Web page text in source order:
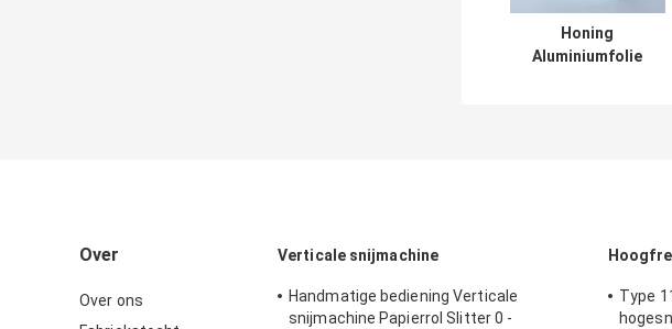
Honing
Aluminiumfolie
Over
Over ons
Verticale snijmachine
Handmatige bediening Verticale
snijmachine Papierrol Slitter 0 -
Type